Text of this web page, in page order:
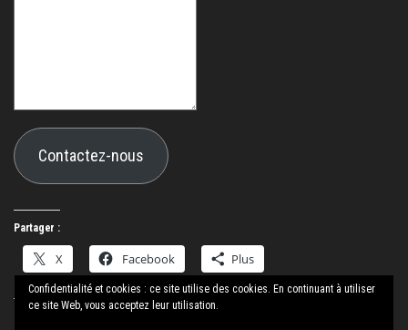
Contactez-nous
Partager :
X Facebook Plus
Confidentialité et cookies : ce site utilise des cookies. En continuant à utiliser
ce site Web, vous acceptez leur utilisation.